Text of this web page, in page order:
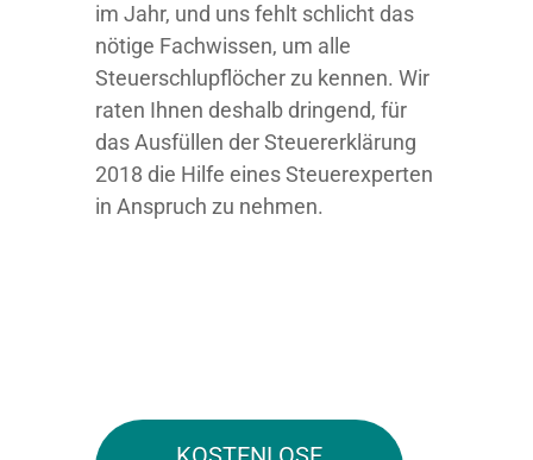
im Jahr, und uns fehlt schlicht das
nötige Fachwissen, um alle
Steuerschlupflöcher zu kennen. Wir
raten Ihnen deshalb dringend, für
das Ausfüllen der Steuererklärung
2018 die Hilfe eines Steuerexperten
in Anspruch zu nehmen.